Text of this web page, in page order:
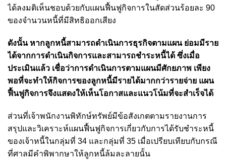
ได้ลงมติเห็นชอบด้วยกับแผนฟื้นฟูกิจการในสัดส่วนร้อยละ 90
ของจำนวนหนี้ที่มีสิทธิออกเสียง
ดังนั้น หากลูกหนี้สามารถดำเนินการธุรกิจตามแผน ย่อมมีราย
ได้จากการดำเนินกิจการและสามารถชำระหนี้ได้ ซึ่งเมื่อ
ประเมินแล้ว เชื่อว่าการดำเนินการตามแผนมีศักยภาพ เพียง
พอที่จะทำให้กิจการของลูกหนี้มีรายได้มากกว่ารายจ่าย แผน
ฟื้นฟูกิจการจึงแสดงให้เห็นโอกาสและแนวโน้มที่จะสำเร็จได้
ส่วนที่เจ้าพนักงานพิทักษ์ทรัพย์มีข้อสังเกตตามรายงานการ
สรุปและวิเคราะห์แผนฟื้นฟูกิจการเกี่ยวกับการได้รับชำระหนี้
ของเจ้าหนี้ในกลุ่มที่ 34 และกลุ่มที่ 35 เมื่อเปรียบเทียบกับกรณี
ที่ศาลมีคำพิพากษาให้ลูกหนี้ล้มละลายนั้น